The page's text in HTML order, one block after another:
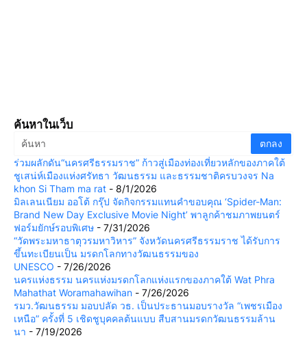
ค้นหาในเว็บ
ร่วมผลักดัน“นครศรีธรรมราช” ก้าวสู่เมืองท่องเที่ยวหลักของภาคใต้
ชูเสน่ห์เมืองแห่งศรัทธา วัฒนธรรม และธรรมชาติครบวงจร Na
khon Si Tham ma rat - 8/1/2026
มิลเลนเนียม ออโต้ กรุ๊ป จัดกิจกรรมแทนคำขอบคุณ ‘Spider-Man:
Brand New Day Exclusive Movie Night’ พาลูกค้าชมภาพยนตร์
ฟอร์มยักษ์รอบพิเศษ - 7/31/2026
“วัดพระมหาธาตุวรมหาวิหาร” จังหวัดนครศรีธรรมราช ได้รับการ
ขึ้นทะเบียนเป็น มรดกโลกทางวัฒนธรรมของ
UNESCO - 7/26/2026
นครแห่งธรรม นครแห่งมรดกโลกแห่งแรกของภาคใต้ Wat Phra
Mahathat Woramahawihan - 7/26/2026
รมว.วัฒนธรรม มอบปลัด วธ. เป็นประธานมอบรางวัล “เพชรเมือง
เหนือ” ครั้งที่ 5 เชิดชูบุคคลต้นแบบ สืบสานมรดกวัฒนธรรมล้าน
นา - 7/19/2026